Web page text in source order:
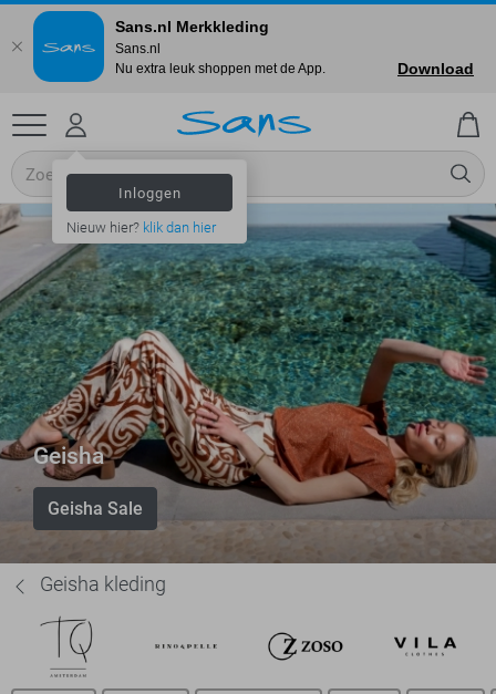
Inloggen
Nieuw hier? klik dan hier
Geisha
Geisha Sale
Geisha kleding
Sans.nl Merkkleding
Sans.nl
Nu extra leuk shoppen met de App.
Download